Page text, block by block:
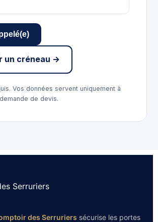
un créneau →
Vos données servent uniquement à
de devis.
des Serruriers sécurise les portes